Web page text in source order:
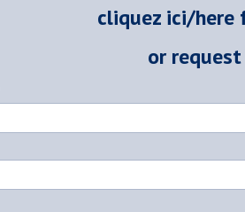
cliquez ici/here
or